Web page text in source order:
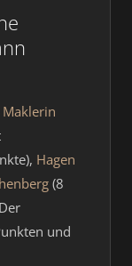
Hagen
(8
und